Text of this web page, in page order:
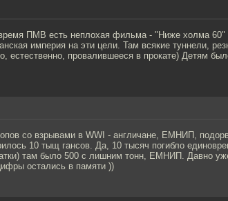
ПМВ есть неплохая фильма - "Ниже холма 60"
империя на эти цели. Там всякие туннели,
естественно, провалившееся в прокате) Детям
со взрывами в WWI - англичане, ЕМНИП,
10 тыщ гансов. Да, 10 тысяч погибло
там было 500 с лишним тонн, ЕМНИП. Давно
остались в памяти ))